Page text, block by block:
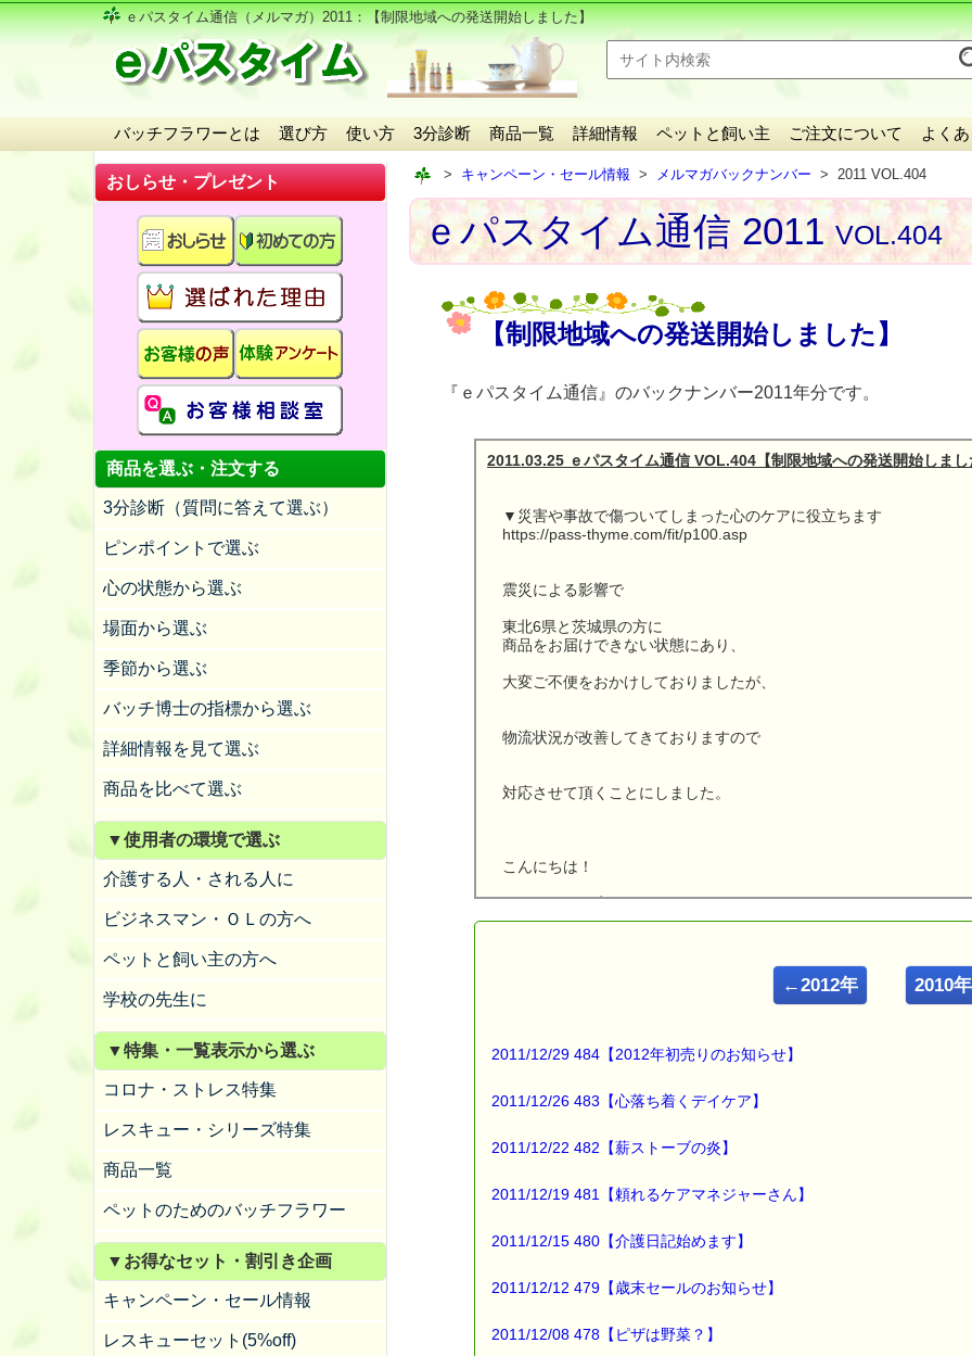
ｅパスタイム通信（メルマガ）2011：【制限地域への発送開始しました】
バッチフラワーとは 選び方 使い方 3分診断 商品一覧 詳細情報 ペットと飼い主 ご注文について よく
おしらせ・プレゼント
商品を選ぶ・注文する
3分診断（質問に答えて選ぶ）
ピンポイントで選ぶ
心の状態から選ぶ
場面から選ぶ
季節から選ぶ
バッチ博士の指標から選ぶ
詳細情報を見て選ぶ
商品を比べて選ぶ
▼使用者の環境で選ぶ
介護する人・される人に
ビジネスマン・ＯＬの方へ
ペットと飼い主の方へ
学校の先生に
▼特集・一覧表示から選ぶ
コロナ・ストレス特集
レスキュー・シリーズ特集
商品一覧
ペットのためのバッチフラワー
▼お得なセット・割引き企画
キャンペーン・セール情報
レスキューセット(5%off)
キャンペーン・セール情報 メルマガバックナンバー 2011 VOL.404
ｅパスタイム通信 2011VOL.404
【制限地域への発送開始しました】
『ｅパスタイム通信』のバックナンバー2011年分です。
2011.03.25 ｅパスタイム通信 VOL.404【制限地域への発送開始しまし
▼災害や事故で傷ついてしまった心のケアに役立ちます
https://pass-thyme.com/fit/p100.asp
震災による影響で
東北6県と茨城県の方に
商品をお届けできない状態にあり、
大変ご不便をおかけしておりましたが、
物流状況が改善してきておりますので
対応させて頂くことにしました。
こんにちは！
ｅパスタイム店長の
ルコ＠千葉るみこ （主婦、二児の母） でございます。
■ｅパスタイム通信 2011.03.25 VOL.404号
震災後２週間経ち
日を追う事に
しかし、今回
ご注文を受け付ける事が
←2012年 2010
2011/12/29 484【2012年初売りのお知らせ】
2011/12/26 483【心落ち着くデイケア】
2011/12/22 482【薪ストーブの炎】
2011/12/19 481【頼れるケアマネジャーさん】
2011/12/15 480【介護日記始めます】
2011/12/12 479【歳末セールのお知らせ】
2011/12/08 478【ピザは野菜？】